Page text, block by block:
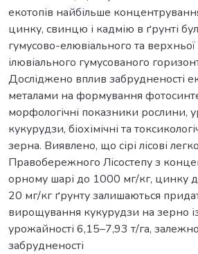
екотопів найбільше
цинку, свинцю і кадмію в ґрунті
гумусово-елювіального та
ілювіального гумусованого
Досліджено вплив забрудненості
металами на формування
морфологічні показники рослини,
кукурудзи, біохімічні та
зерна. Виявлено, що сірі лісові
Правобережного Лісостепу з
орному шарі до 1000 мг/кг, цинку
20 мг/кг ґрунту залишаються
вирощування кукурудзи на зерно
урожайності 6,15–7,93 т/га,
забрудненості